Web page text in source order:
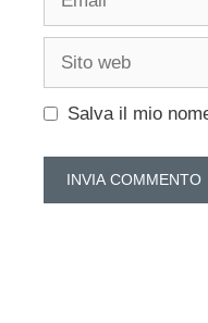
Sito
Salva il mio